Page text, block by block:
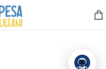
e ti richiamiamo noi